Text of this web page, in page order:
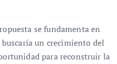
se fundamenta en
un crecimiento del
para reconstruir la